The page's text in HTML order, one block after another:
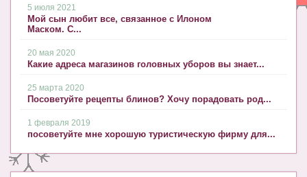
5 июля 2021
Мой сын любит все, связанное с Илоном
Маском. С...
20 мая 2020
Какие адреса магазинов головных уборов вы знает...
25 марта 2020
Посоветуйте рецепты блинов? Хочу порадовать род...
1 февраля 2019
посоветуйте мне хорошую туристическую фирму для...